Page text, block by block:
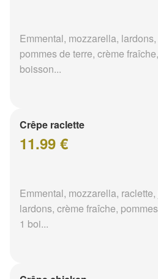
Emmental, mozzarella,
pommes de terre, crème
boisson...
Crêpe raclette
11.99 €
Emmental, mozzarella,
lardons, crème fraîche,
1 boi...